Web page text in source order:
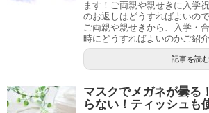
ます！ご両親や親せきに入学
のお返しはどうすればよいの
ご両親や親せきから、入学・
時にどうすればよいのかご紹介
記事を読む
マスクでメガネが曇る
らない！ティッシュも